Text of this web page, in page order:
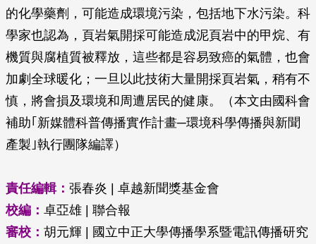
的化學藥劑，可能造成環境污染，包括地下水污染。科
學家也認為，頁岩氣開採可能造成泥頁岩中的甲烷、有
機質與腐植質被釋放，這些都是容易致癌的氣體，也會
加劇全球暖化；一旦以此技術大量開採頁岩氣，稍有不
慎，將會損及環境和周遭居民的健康。（本文由國科會
補助｢新媒體科普傳播實作計畫─環境科學傳播與新聞
產製｣執行團隊編譯）
責任編輯： 張春炎 | 卓越新聞獎基金會
校編： 卓亞雄 | 聯合報
審校： 胡元輝 | 國立中正大學傳播學系暨電訊傳播研究